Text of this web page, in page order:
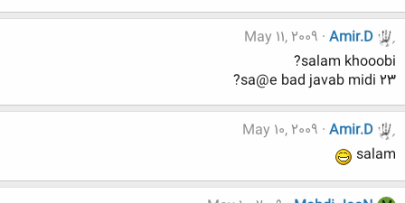
Amir.D
May 11, 2009
salam khooobi?
23 sa@e bad javab midi?
Amir.D
May 10, 2009
salam